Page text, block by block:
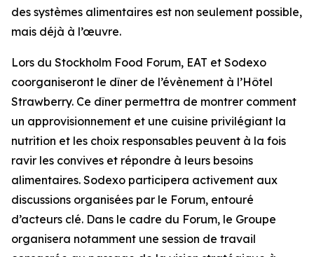
des systèmes alimentaires est non seulement possible,
mais déjà à l’œuvre.
Lors du Stockholm Food Forum, EAT et Sodexo
coorganiseront le dîner de l’évènement à l’Hôtel
Strawberry. Ce dîner permettra de montrer comment
un approvisionnement et une cuisine privilégiant la
nutrition et les choix responsables peuvent à la fois
ravir les convives et répondre à leurs besoins
alimentaires. Sodexo participera activement aux
discussions organisées par le Forum, entouré
d’acteurs clé. Dans le cadre du Forum, le Groupe
organisera notamment une session de travail